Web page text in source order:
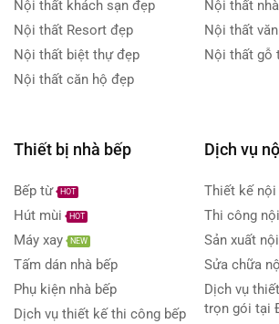
Nội thất khách sạn đẹp
Nội thất Resort đẹp
Nội thất biệt thự đẹp
Nội thất căn hộ đẹp
Nội thất
Nội thất
Nội thất gỗ
Thiết bị nhà bếp
Bếp từ HOT
Hút mùi HOT
Máy xay NEW
Tấm dán nhà bếp
Phụ kiện nhà bếp
Dịch vụ thiết kế thi công bếp
Dịch vụ
Thiết kế
Thi công
Sản xuất
Sửa chữa
Dịch vụ
trọn gói tại